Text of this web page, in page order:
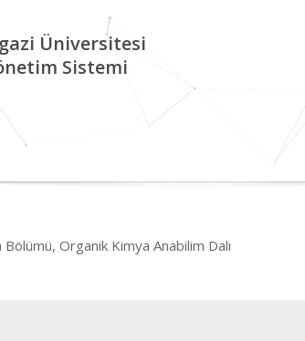
Üniversitesi
Sistemi
Organik Kimya Anabilim Dalı